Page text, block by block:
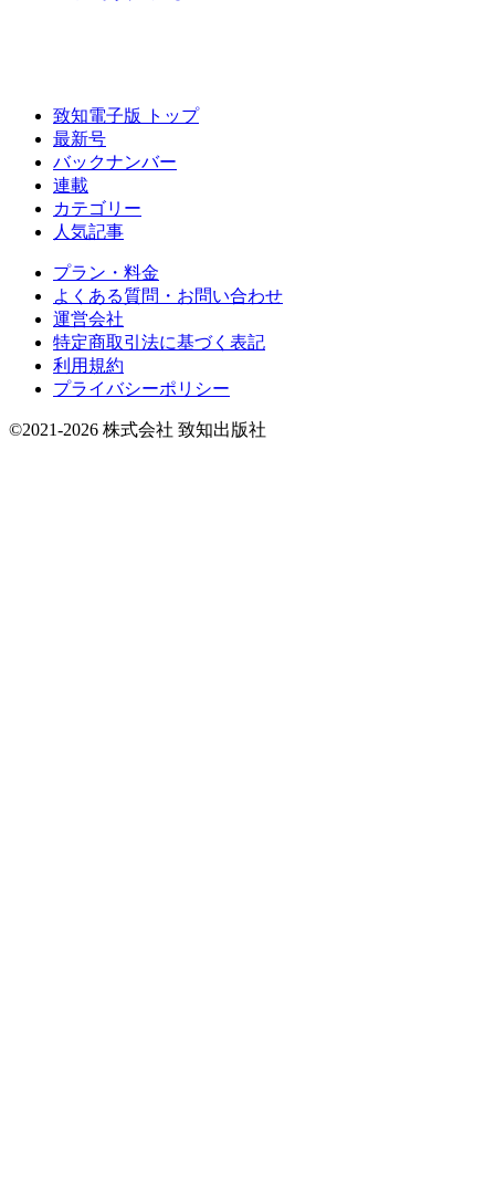
致知電子版 トップ
最新号
バックナンバー
連載
カテゴリー
人気記事
プラン・料金
よくある質問・お問い合わせ
運営会社
特定商取引法に基づく表記
利用規約
プライバシーポリシー
©2021-2026 株式会社 致知出版社